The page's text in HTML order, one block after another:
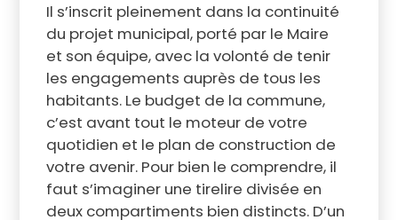
Il s’inscrit pleinement dans la continuité
du projet municipal, porté par le Maire
et son équipe, avec la volonté de tenir
les engagements auprès de tous les
habitants. Le budget de la commune,
c’est avant tout le moteur de votre
quotidien et le plan de construction de
votre avenir. Pour bien le comprendre, il
faut s’imaginer une tirelire divisée en
deux compartiments bien distincts. D’un